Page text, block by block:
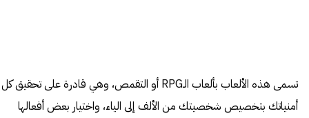
تسمى هذه الألعاب بألعاب الـRPG أو التقمص، وهي قادرة على تحقيق كل
أمنياتك بتخصيص شخصيتك من الألف إلى الياء، واختيار بعض أفعالها